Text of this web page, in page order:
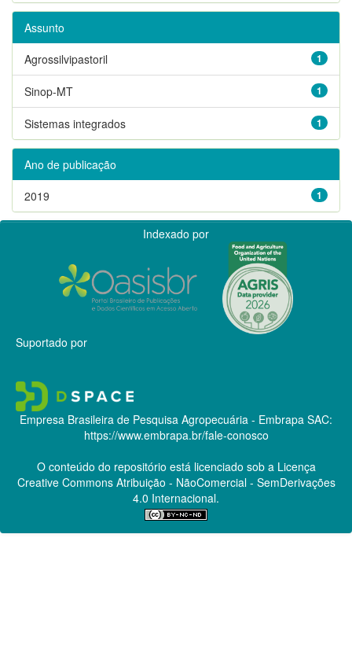
Assunto
1
Agrossilvipastoril
1
Sinop-MT
1
Sistemas integrados
Ano de publicação
1
2019
Indexado por
Suportado por
Empresa Brasileira de Pesquisa Agropecuária - Embrapa SAC:
https://www.embrapa.br/fale-conosco
O conteúdo do repositório está licenciado sob a Licença
Creative CommonsAtribuição - NãoComercial - SemDerivações
4.0 Internacional.